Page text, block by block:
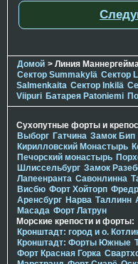
Домой > Линия
Сектор Summakylä Сектор
Salmenkaita Сектор Inkilä
Viipuri Батарея Patoniemi
Сухопутные форты и
Выборг Гатчина Замок Бип
Кирилловский Монастырь
Печорcкий монастырь
Шлиссельбург Замок
Лапеенранта Савонлинна
Висбю Форт Хойторп
Аренсбург Нарва Таллинн
Масада Форт Латрун
Морские крепости и форты:
Кронштадт: город и о.
Кронштадт: Форты Южные
Форт Красная Горка